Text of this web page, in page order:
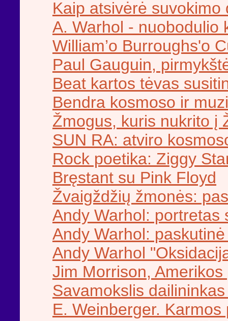
Kaip atsivėrė suvokimo
A. Warhol - nuobodulio
William’o Burroughs'o
Paul Gauguin,
Beat kartos tėvas
Bendra kosmoso ir
Žmogus, kuris nukrito į
SUN RA: atviro
Rock poetika: Ziggy
Bręstant su Pink Floyd
Žvaigždžių žmonės:
Andy Warhol: portretas
Andy Warhol:
Andy Warhol
Jim Morrison, Amerikos
Savamokslis
E. Weinberger. Karmos